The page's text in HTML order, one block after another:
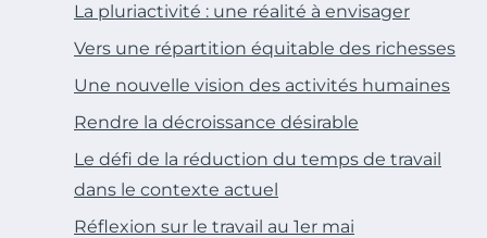
La pluriactivité : une réalité à envisager
Vers une répartition équitable des richesses
Une nouvelle vision des activités humaines
Rendre la décroissance désirable
Le défi de la réduction du temps de travail
dans le contexte actuel
Réflexion sur le travail au 1er mai